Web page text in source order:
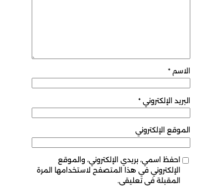
الاسم *
البريد الإلكتروني *
الموقع الإلكتروني
احفظ اسمي، بريدي الإلكتروني، والموقع
الإلكتروني في هذا المتصفح لاستخدامها المرة
المقبلة في تعليقي.